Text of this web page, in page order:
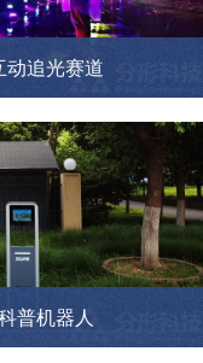
动追光赛道
普机器人